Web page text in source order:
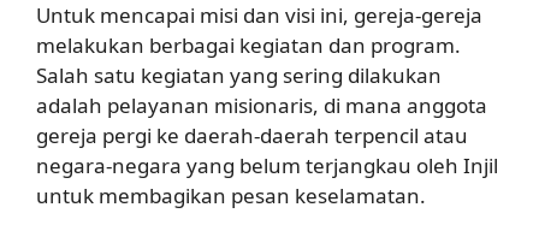
Untuk mencapai misi dan visi ini, gereja-gereja
melakukan berbagai kegiatan dan program.
Salah satu kegiatan yang sering dilakukan
adalah pelayanan misionaris, di mana anggota
gereja pergi ke daerah-daerah terpencil atau
negara-negara yang belum terjangkau oleh Injil
untuk membagikan pesan keselamatan.